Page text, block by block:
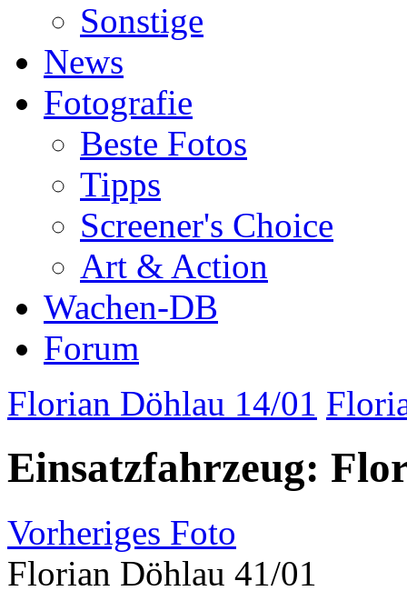
Sonstige
News
Fotografie
Beste Fotos
Tipps
Screener's Choice
Art & Action
Wachen-DB
Forum
Florian Döhlau 14/01
Einsatzfahrzeug:
Vorheriges Foto
Florian Döhlau 41/01